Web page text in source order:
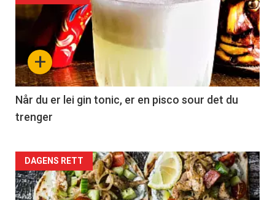
+
Når du er lei gin tonic, er en pisco sour det du
trenger
Forsiden
akkurat
DAGENS RETT